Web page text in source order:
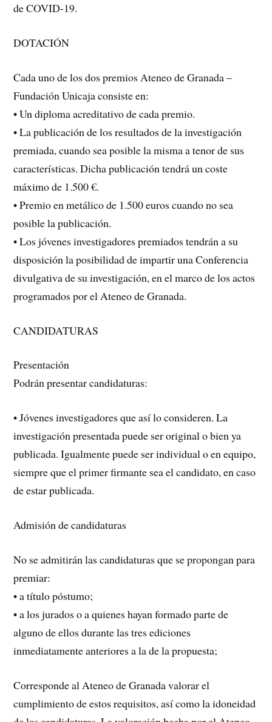
de COVID-19.
DOTACIÓN
Cada uno de los dos premios Ateneo de Granada –
Fundación Unicaja consiste en:
• Un diploma acreditativo de cada premio.
• La publicación de los resultados de la investigación
premiada, cuando sea posible la misma a tenor de sus
características. Dicha publicación tendrá un coste
máximo de 1.500 €.
• Premio en metálico de 1.500 euros cuando no sea
posible la publicación.
• Los jóvenes investigadores premiados tendrán a su
disposición la posibilidad de impartir una Conferencia
divulgativa de su investigación, en el marco de los actos
programados por el Ateneo de Granada.
CANDIDATURAS
Presentación
Podrán presentar candidaturas:
• Jóvenes investigadores que así lo consideren. La
investigación presentada puede ser original o bien ya
publicada. Igualmente puede ser individual o en equipo,
siempre que el primer firmante sea el candidato, en caso
de estar publicada.
Admisión de candidaturas
No se admitirán las candidaturas que se propongan para
premiar:
• a título póstumo;
• a los jurados o a quienes hayan formado parte de
alguno de ellos durante las tres ediciones
inmediatamente anteriores a la de la propuesta;
Corresponde al Ateneo de Granada valorar el
cumplimiento de estos requisitos, así como la idoneidad